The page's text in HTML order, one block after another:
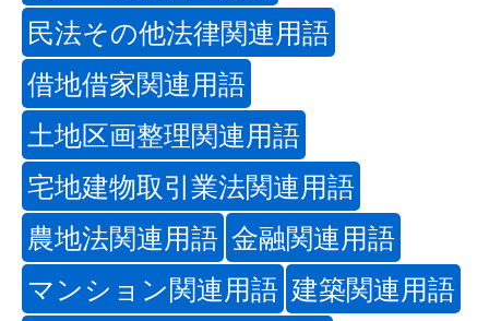
民法その他法律関連用語
借地借家関連用語
土地区画整理関連用語
宅地建物取引業法関連用語
農地法関連用語 金融関連用語
マンション関連用語 建築関連用語